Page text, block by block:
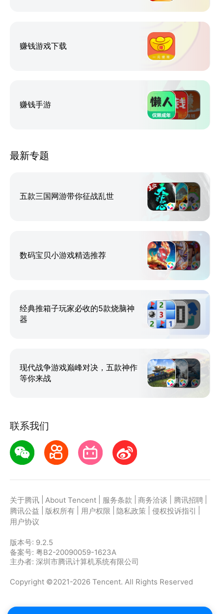
赚钱游戏下载
赚钱手游
最新专题
五款三国网游带你征战乱世
数码宝贝小游戏精选推荐
经典推箱子玩家必收的5款烧脑神
器
现代战争游戏巅峰对决，五款神作
等你来战
联系我们
关于腾讯 About Tencent 服务条款 商务洽谈 腾讯招聘
腾讯公益
版权所有 用户权限 隐私政策 侵权投诉指引
用户协议
版本号: 9.2.5
备案号: 粤B2-20090059-1623A
主办者: 深圳市腾讯计算机系统有限公司
Copyright ©2021-2026 Tencent. All Rights Reserved